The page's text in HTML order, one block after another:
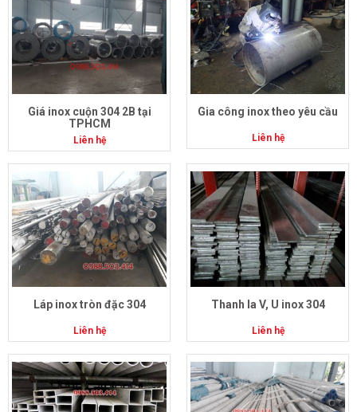
Giá inox cuộn 304 2B tại
TPHCM
Liên hệ
Gia công inox theo yêu cầu
Liên hệ
Láp inox tròn đặc 304
Liên hệ
Thanh la V, U inox 304
Liên hệ